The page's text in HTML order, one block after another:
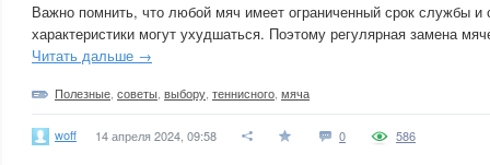
Важно помнить, что любой мяч имеет ограниченный срок службы и
характеристики могут ухудшаться. Поэтому регулярная замена
Читать дальше →
Полезные советы выбору теннисного мяча
woff 14 апреля 2024, 09:58 0 586